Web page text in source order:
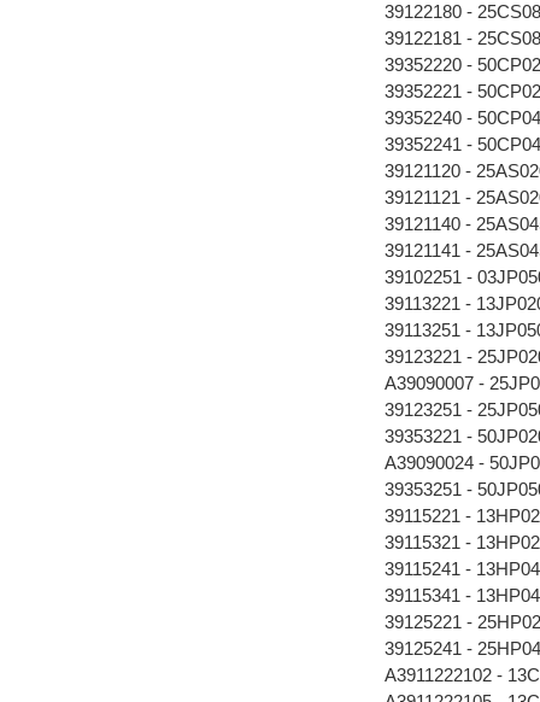
39122180 -
39122181 -
39352220 -
39352221 -
39352240 -
39352241 -
39121120 -
39121121 -
39121140 -
39121141 -
39102251 -
39113221 -
39113251 -
39123221 -
A39090007 -
39123251 -
39353221 -
A39090024 -
39353251 -
39115221 -
39115321 -
39115241 -
39115341 -
39125221 -
39125241 -
A3911222102 -